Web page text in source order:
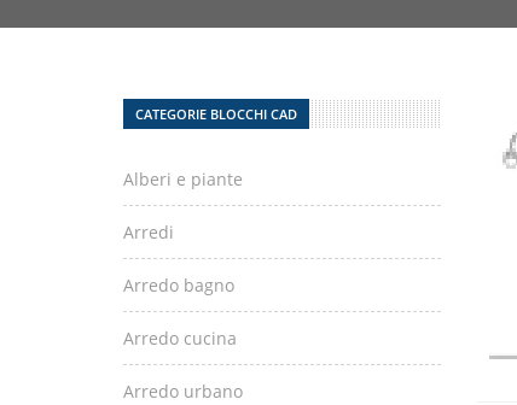
CATEGORIE BLOCCHI CAD
Alberi e piante
Arredi
Arredo bagno
Arredo cucina
Arredo urbano